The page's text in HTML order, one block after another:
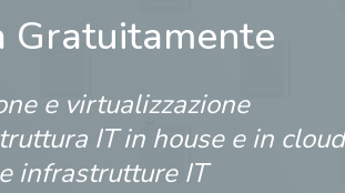
Gratuitamente
e virtualizzazione
IT in house e in
infrastrutture IT